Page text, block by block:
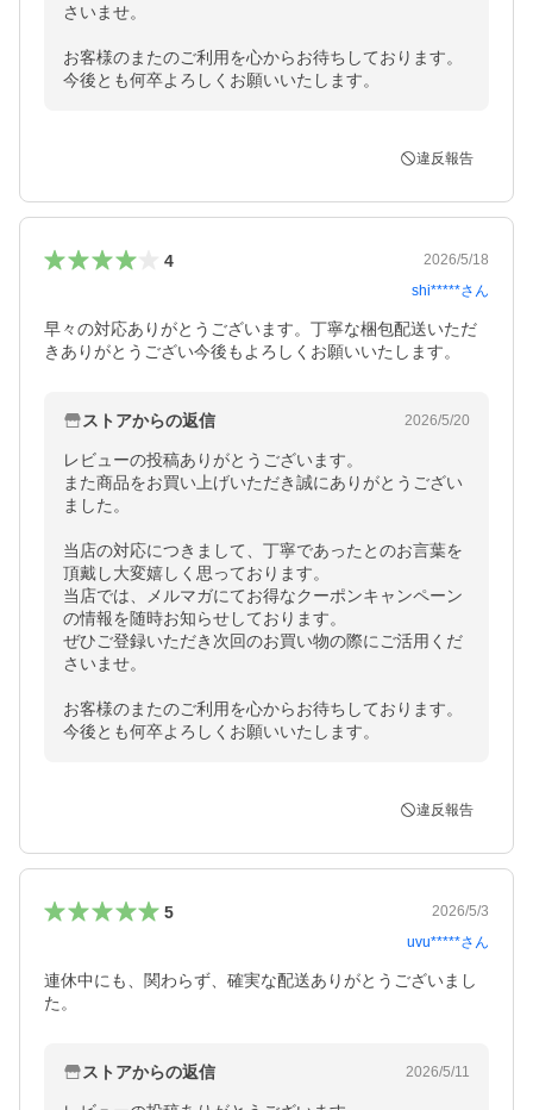
さいませ。
お客様のまたのご利用を心からお待ちしております。
今後とも何卒よろしくお願いいたします。
違反報告
4
2026/5/18
shi*****さん
早々の対応ありがとうございます。丁寧な梱包配送いただ
きありがとうござい今後もよろしくお願いいたします。
ストアからの返信 2026/5/20
レビューの投稿ありがとうございます。
また商品をお買い上げいただき誠にありがとうござい
ました。
当店の対応につきまして、丁寧であったとのお言葉を
頂戴し大変嬉しく思っております。
当店では、メルマガにてお得なクーポンキャンペーン
の情報を随時お知らせしております。
ぜひご登録いただき次回のお買い物の際にご活用くだ
さいませ。
お客様のまたのご利用を心からお待ちしております。
今後とも何卒よろしくお願いいたします。
違反報告
5
2026/5/3
uvu*****さん
連休中にも、関わらず、確実な配送ありがとうございまし
た。
ストアからの返信 2026/5/11